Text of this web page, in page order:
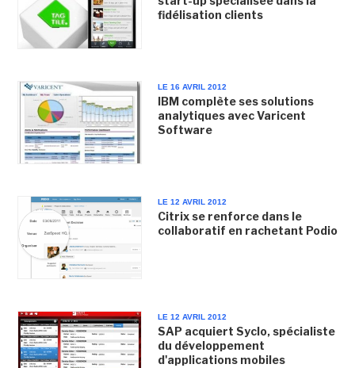
fidélisation clients
LE 16 AVRIL 2012
IBM complète ses solutions
analytiques avec Varicent
Software
LE 12 AVRIL 2012
Citrix se renforce dans le
collaboratif en rachetant Podio
LE 12 AVRIL 2012
SAP acquiert Syclo, spécialiste
du développement
d'applications mobiles